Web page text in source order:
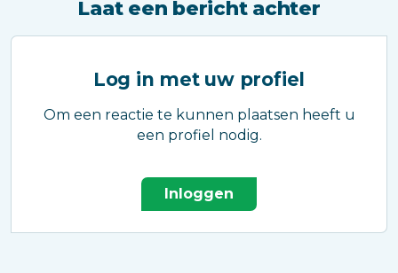
Laat een bericht achter
Log in met uw profiel
Om een reactie te kunnen plaatsen heeft u
een profiel nodig.
Inloggen